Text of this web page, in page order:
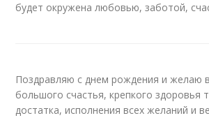
будет окружена любовью, заботой,
Поздравляю с днем рождения и желаю
большого счастья, крепкого здоровья
достатка, исполнения всех желаний и